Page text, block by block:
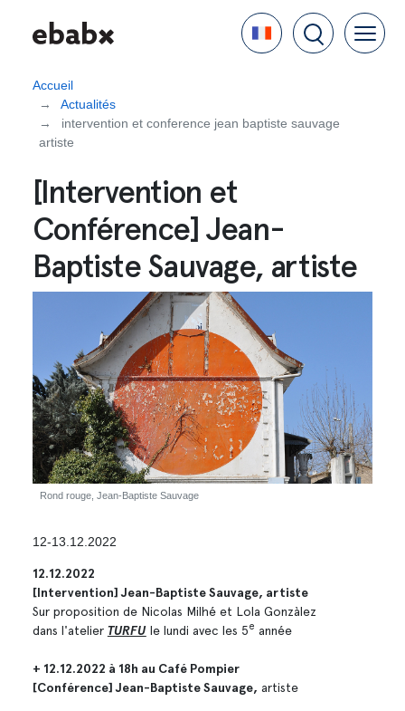
contenu
Language
Accueil
Actualités
intervention et conference jean baptiste sauvage
artiste
[Intervention et
Conférence] Jean-
Baptiste Sauvage, artiste
Rond rouge, Jean-Baptiste Sauvage
12-13.12.2022
12.12.2022
[Intervention] Jean-Baptiste Sauvage, artiste
Sur proposition de Nicolas Milhé et Lola Gonzàlez
dans l'atelier TURFUle lundi avec les 5e année
+ 12.12.2022 à 18h au Café Pompier
[Conférence] Jean-Baptiste Sauvage, artiste